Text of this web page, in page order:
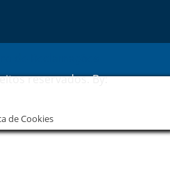
reservados. By:
de Cookies